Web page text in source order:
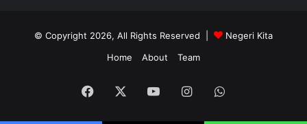
© Copyright 2026, All Rights Reserved |
Negeri Kita
Home
About Team
Facebook YouTubeInstagramWhatsApp